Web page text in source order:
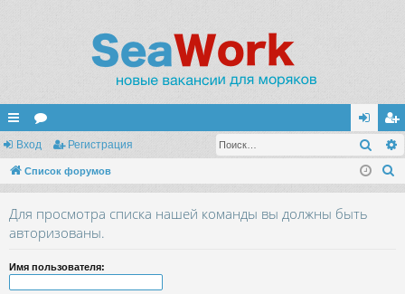
с
ы
ор
ум
хо
д
ег
ис
Вход Регистрация
Список форумов
Для просмотра списка нашей команды вы должны быть
авторизованы.
Имя пользователя: